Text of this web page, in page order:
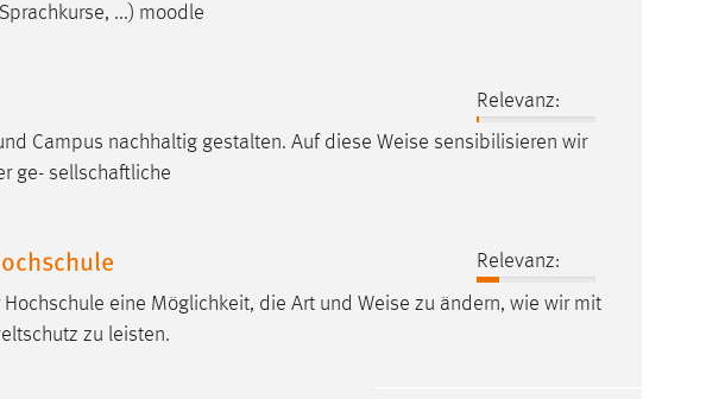
...) moodle
Relevanz:
Campus nachhaltig gestalten. Auf diese Weise sensibilisieren wir
ge- sellschaftliche
Relevanz:
eine Möglichkeit, die Art und Weise zu ändern, wie wir mit
zu leisten.